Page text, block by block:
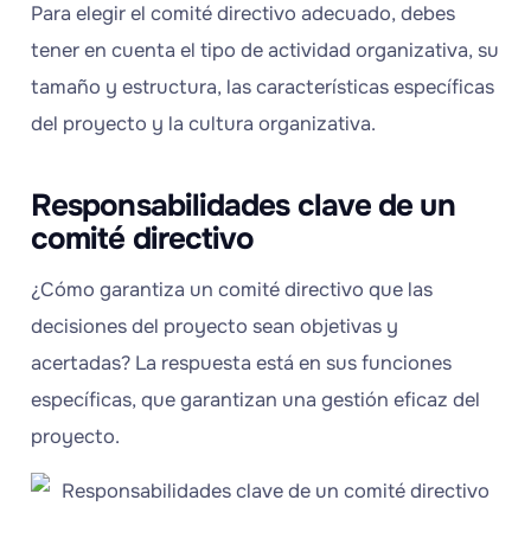
Para elegir el comité directivo adecuado, debes
tener en cuenta el tipo de actividad organizativa, su
tamaño y estructura, las características específicas
del proyecto y la cultura organizativa.
Responsabilidades clave de un
comité directivo
¿Cómo garantiza un comité directivo que las
decisiones del proyecto sean objetivas y
acertadas? La respuesta está en sus funciones
específicas, que garantizan una gestión eficaz del
proyecto.